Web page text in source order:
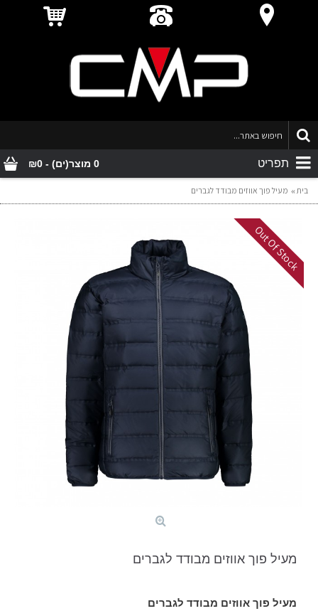
0 מוצר(ים) - ₪0 תפריט
בית מעיל פוך אווזים מבודד לגברים
Out Of Stock
מעיל פוך אווזים מבודד לגברים
מעיל פוך אווזים מבודד לגברים